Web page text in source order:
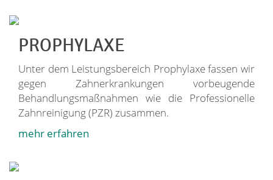
PROPHYLAXE
Unter dem Leistungsbereich Prophylaxe fassen wir
gegen Zahnerkrankungen vorbeugende
Behandlungsmaßnahmen wie die Professionelle
Zahnreinigung (PZR) zusammen.
mehr erfahren